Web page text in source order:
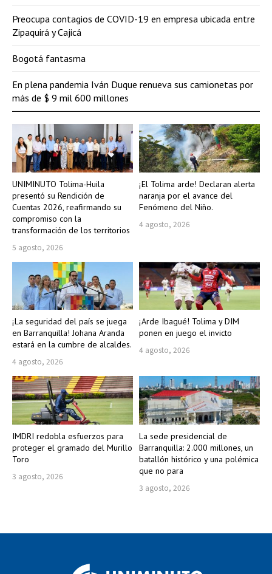
UNIMINUTO Tolima-Huila
presentó su Rendición de
Cuentas 2026, reafirmando su
compromiso con la
transformación de los territorios
5 agosto, 2026
¡El Tolima arde! Declaran alerta
naranja por el avance del
Fenómeno del Niño.
4 agosto, 2026
¡La seguridad del país se juega
en Barranquilla! Johana Aranda
estará en la cumbre de alcaldes.
4 agosto, 2026
¡Arde Ibagué! Tolima y DIM
ponen en juego el invicto
4 agosto, 2026
IMDRI redobla esfuerzos para
proteger el gramado del Murillo
Toro
3 agosto, 2026
La sede presidencial de
Barranquilla: 2.000 millones, un
batallón histórico y una polémica
que no para
3 agosto, 2026
Preocupa contagios de COVID-19 en empresa ubicada entre
Zipaquirá y Cajicá
Bogotá fantasma
En plena pandemia Iván Duque renueva sus camionetas por
más de $ 9 mil 600 millones